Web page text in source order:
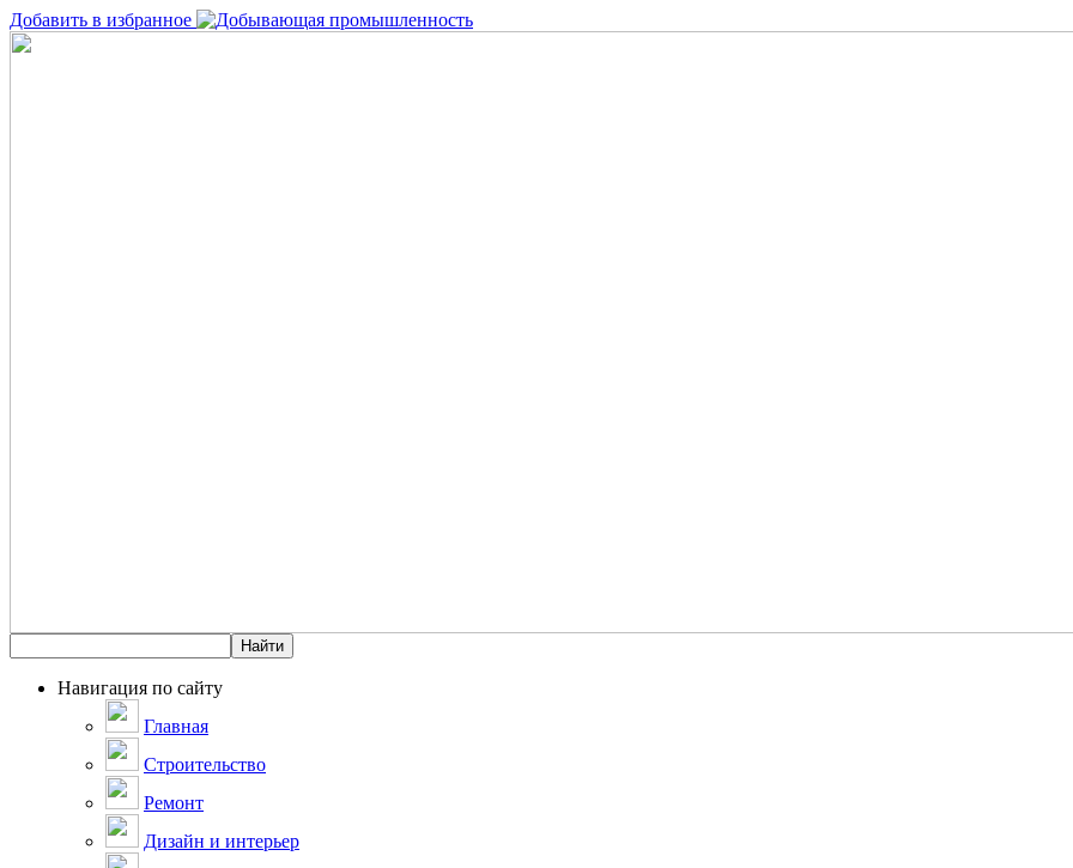
Добавить в избранное
Навигация по сайту
Главная
Строительство
Ремонт
Дизайн и интерьер